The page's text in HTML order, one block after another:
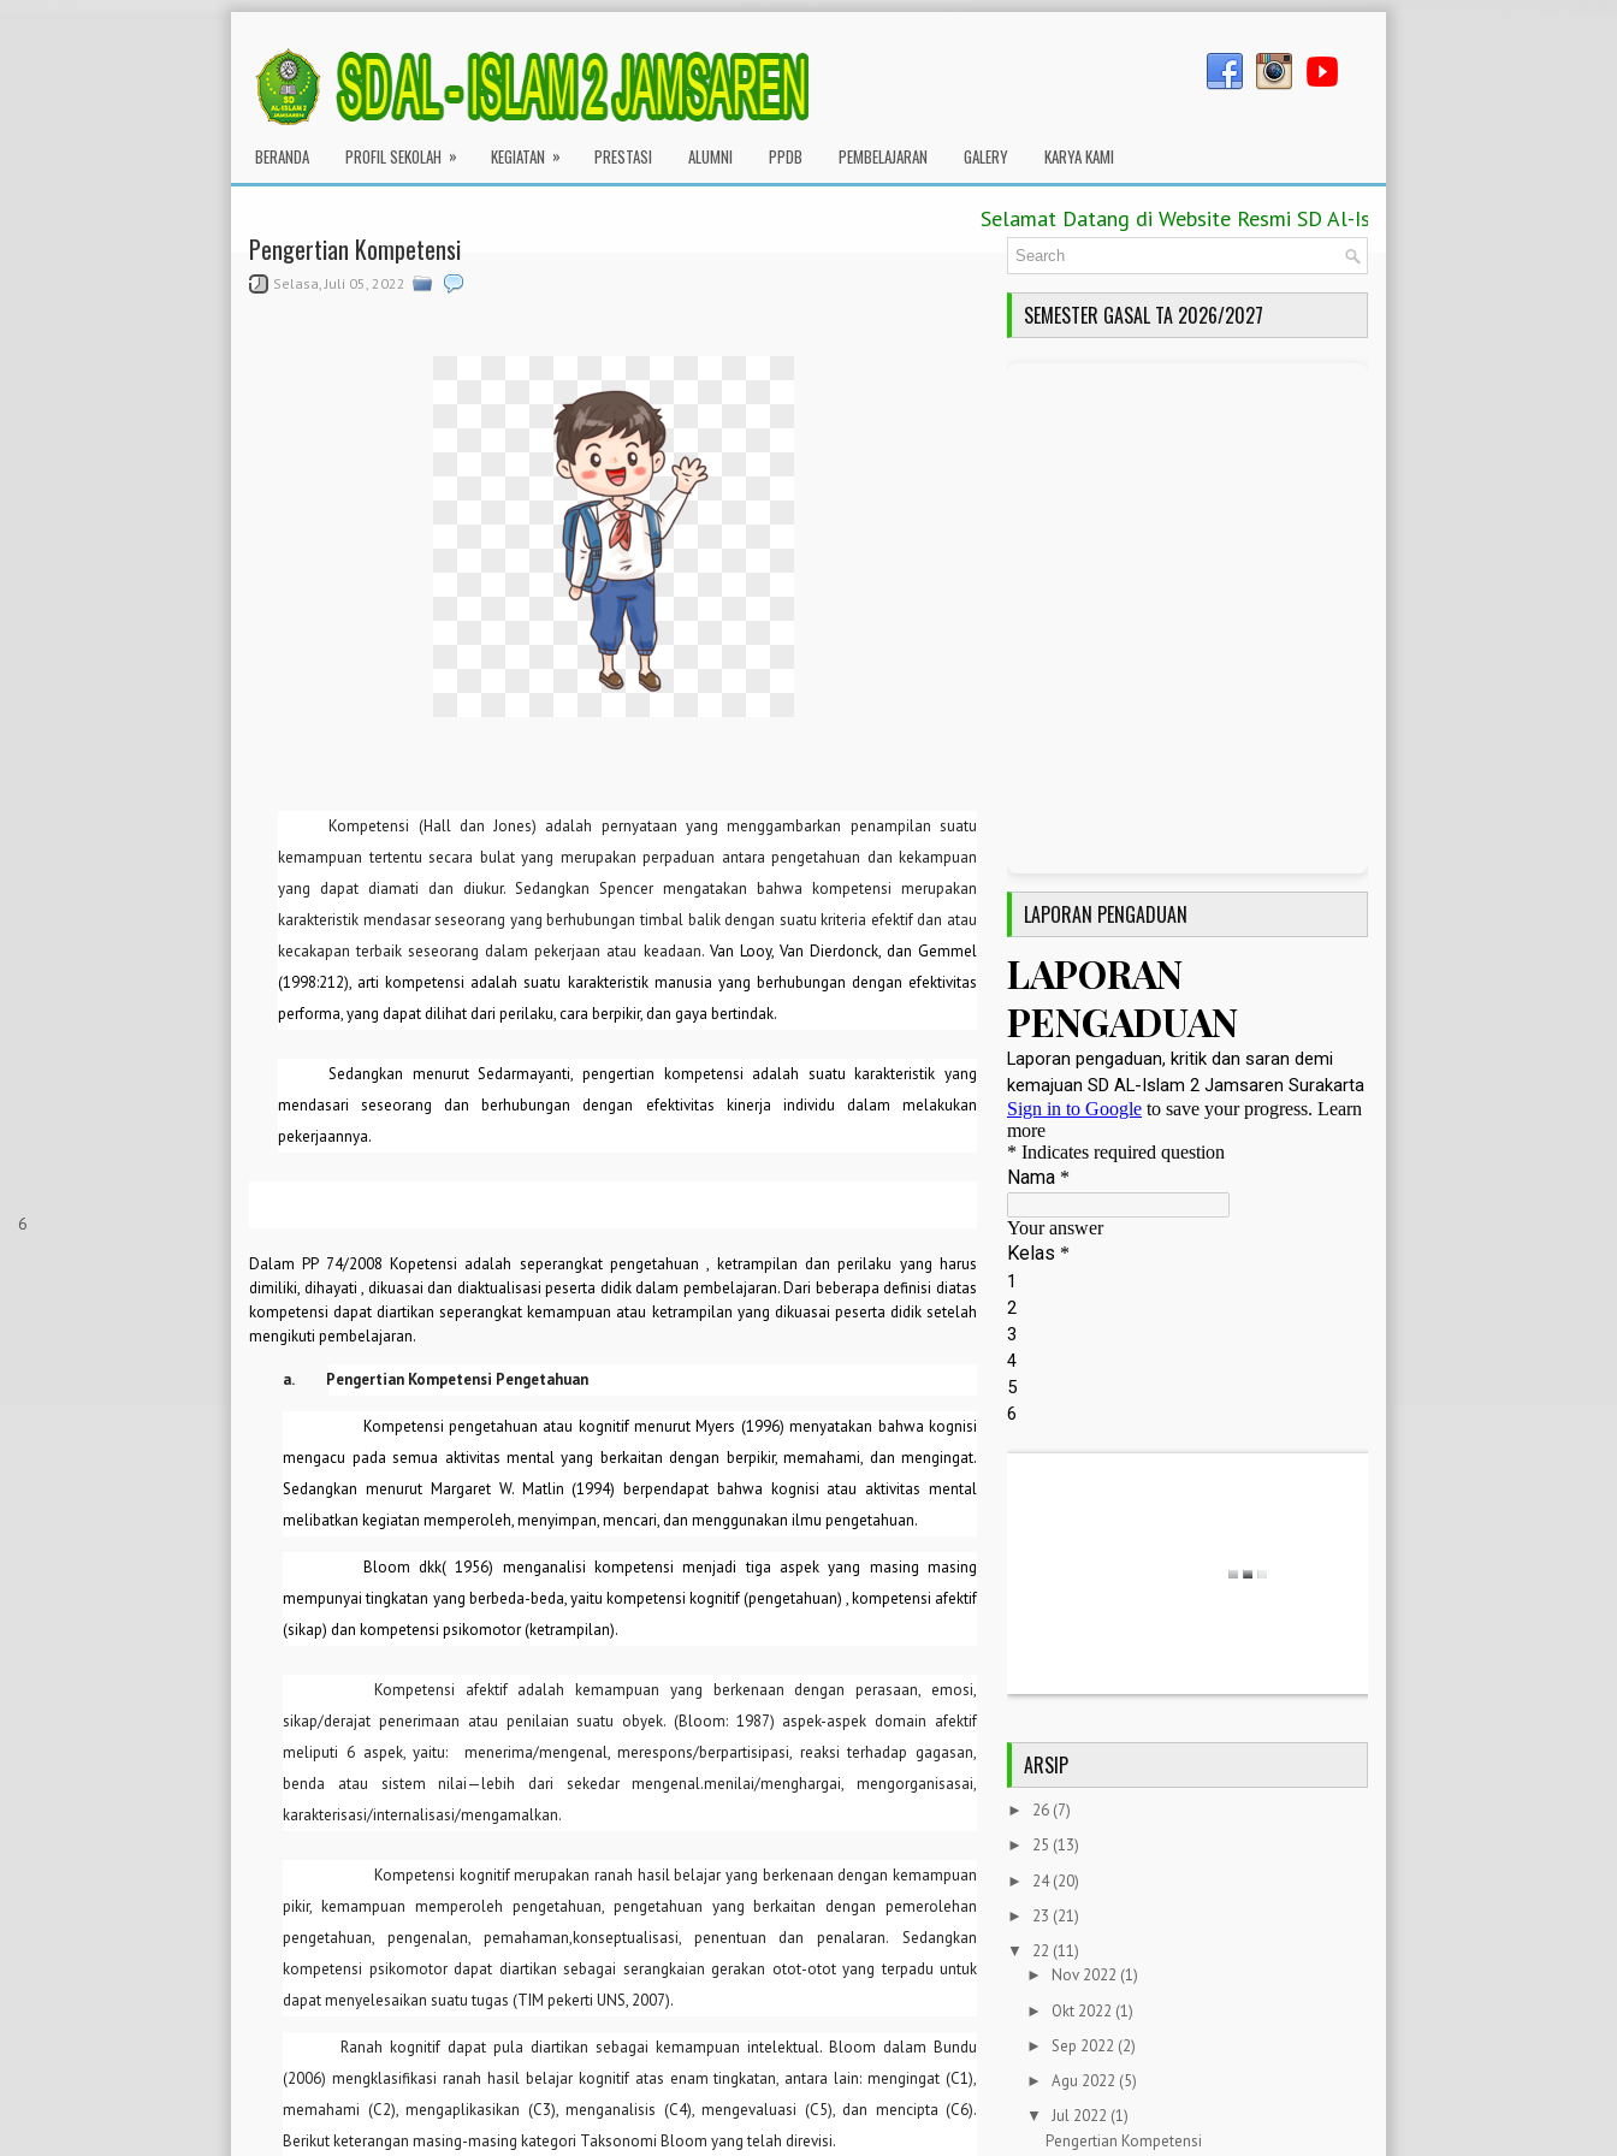
BERANDA PROFIL SEKOLAH » KEGIATAN » PRESTASI ALUMNI PPDB PEMBELAJARAN GALERY KARYA KAMI
Selamat Datang di Website Resmi SD Al-Islam 2 Jamsaren Surakarta
Pengertian Kompetensi
Selasa, Juli 05, 2022
Kompetensi (Hall dan Jones) adalah pernyataan yang menggambarkan penampilan suatu
kemampuan tertentu secara bulat yang merupakan perpaduan antara pengetahuan dan kekampuan
yang dapat diamati dan diukur. Sedangkan Spencer mengatakan bahwa kompetensi merupakan
karakteristik mendasar seseorang yang berhubungan timbal balik dengan suatu kriteria efektif dan atau
kecakapan terbaik seseorang dalam pekerjaan atau keadaan.Van Looy, Van Dierdonck, dan Gemmel
(1998:212), arti kompetensi adalah suatu karakteristik manusia yang berhubungan dengan efektivitas
performa, yang dapat dilihat dari perilaku, cara berpikir, dan gaya bertindak.
Sedangkan menurut Sedarmayanti, pengertian kompetensi adalah suatu karakteristik yang
mendasari seseorang dan berhubungan dengan efektivitas kinerja individu dalam melakukan
pekerjaannya.
6
Dalam PP 74/2008 Kopetensi adalah seperangkat pengetahuan , ketrampilan dan perilaku yang harus
dimiliki, dihayati , dikuasai dan diaktualisasi peserta didik dalam pembelajaran. Dari beberapa definisi diatas
kompetensi dapat diartikan seperangkat kemampuan atau ketrampilan yang dikuasai peserta didik setelah
mengikuti pembelajaran.
a. Pengertian Kompetensi Pengetahuan
Kompetensi pengetahuan atau kognitif menurut Myers (1996) menyatakan bahwa kognisi
mengacu pada semua aktivitas mental yang berkaitan dengan berpikir, memahami, dan mengingat.
Sedangkan menurut Margaret W. Matlin (1994) berpendapat bahwa kognisi atau aktivitas mental
melibatkan kegiatan memperoleh, menyimpan, mencari, dan menggunakan ilmu pengetahuan.
Bloom dkk( 1956) menganalisi kompetensi menjadi tiga aspek yang masing masing
mempunyai tingkatan yang berbeda-beda, yaitu kompetensi kognitif (pengetahuan) , kompetensi afektif
(sikap) dan kompetensi psikomotor (ketrampilan).
Kompetensi afektif adalah kemampuan yang berkenaan dengan perasaan, emosi,
sikap/derajat penerimaan atau penilaian suatu obyek. (Bloom: 1987) aspek-aspek domain afektif
meliputi 6 aspek, yaitu: menerima/mengenal, merespons/berpartisipasi, reaksi terhadap gagasan,
benda atau sistem nilai—lebih dari sekedar mengenal.menilai/menghargai, mengorganisasai,
karakterisasi/internalisasi/mengamalkan.
Kompetensi kognitif merupakan ranah hasil belajar yang berkenaan dengan kemampuan
pikir, kemampuan memperoleh pengetahuan, pengetahuan yang berkaitan dengan pemerolehan
pengetahuan, pengenalan, pemahaman,konseptualisasi, penentuan dan penalaran. Sedangkan
kompetensi psikomotor dapat diartikan sebagai serangkaian gerakan otot-otot yang terpadu untuk
dapat menyelesaikan suatu tugas (TIM pekerti UNS, 2007).
Ranah kognitif dapat pula diartikan sebagai kemampuan intelektual. Bloom dalam Bundu
(2006) mengklasifikasi ranah hasil belajar kognitif atas enam tingkatan, antara lain: mengingat (C1),
memahami (C2), mengaplikasikan (C3), menganalisis (C4), mengevaluasi (C5), dan mencipta (C6).
Berikut keterangan masing-masing kategori Taksonomi Bloom yang telah direvisi.
SEMESTER GASAL TA 2026/2027
LAPORAN PENGADUAN
ARSIP
► 26 (7)
► 25 (13)
► 24(20)
► 23 (21)
▼ 22 (11)
► Nov 2022 (1)
► Okt 2022 (1)
► Sep 2022 (2)
► Agu 2022 (5)
▼ Jul 2022 (1)
Pengertian Kompetensi